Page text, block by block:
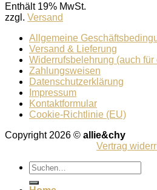
Enthält 19% MwSt.
zzgl. Versand
Allgemeine
Versand & Lieferung
Widerrufsbelehrung (auch
Zahlungsweisen
Datenschutzerklärung
Impressum
Kontaktformular
Cookie-Richtlinie (EU)
Copyright 2026 © allie&chy
Vertrag
Suchen
nach: